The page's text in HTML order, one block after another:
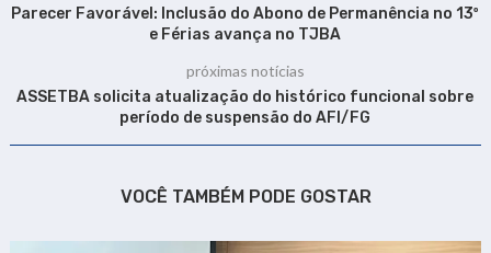
Parecer Favorável: Inclusão do Abono de Permanência no 13º
e Férias avança no TJBA
próximas notícias
ASSETBA solicita atualização do histórico funcional sobre
período de suspensão do AFI/FG
VOCÊ TAMBÉM PODE GOSTAR